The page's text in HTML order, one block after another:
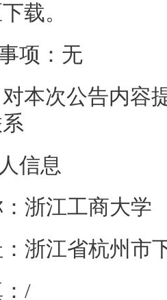
载。
项： 无
本次公告内容
信息
浙江工商大学
浙江省杭州市
/